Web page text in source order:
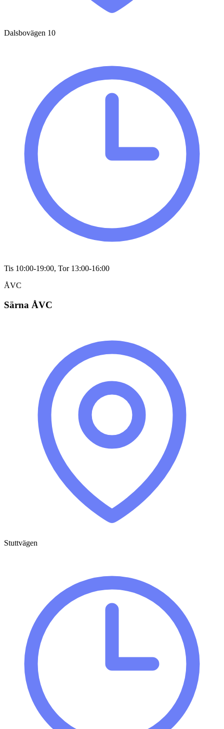
Dalsbovägen 10
Tis 10:00-19:00, Tor 13:00-16:00
ÅVC
Särna ÅVC
Stuttvägen